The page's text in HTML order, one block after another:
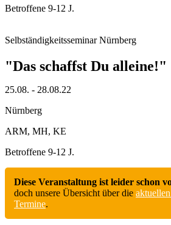
Betroffene 9-12 J.
Selbständigkeitsseminar Nürnberg
"Das schaffst Du alleine!"
25.08. - 28.08.22
Nürnberg
ARM, MH, KE
Betroffene 9-12 J.
Diese Veranstaltung ist leider schon
doch unsere Übersicht über die
Termine.